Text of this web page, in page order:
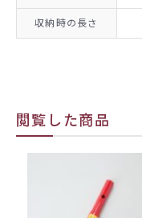
収納時の長さ
閲覧した商品